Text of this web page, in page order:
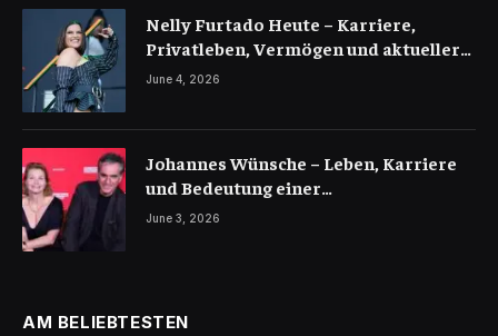
Nelly Furtado Heute – Karriere,
Privatleben, Vermögen und aktueller
Erfolg der Pop-Ikone
June 4, 2026
Johannes Wünsche – Leben, Karriere
und Bedeutung einer
bemerkenswerten Persönlichkeit
June 3, 2026
AM BELIEBTESTEN